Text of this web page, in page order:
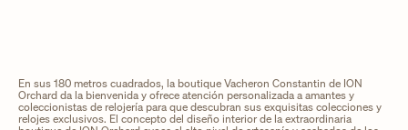
En sus 180 metros cuadrados, la boutique Vacheron Constantin de ION
Orchard da la bienvenida y ofrece atención personalizada a amantes y
coleccionistas de relojería para que descubran sus exquisitas colecciones y
relojes exclusivos. El concepto del diseño interior de la extraordinaria